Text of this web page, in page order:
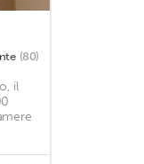
(80)
il